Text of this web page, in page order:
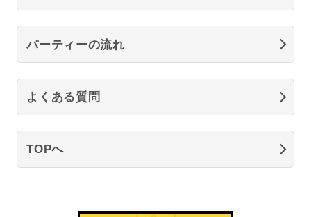
パーティーの流れ
よくある質問
TOPへ